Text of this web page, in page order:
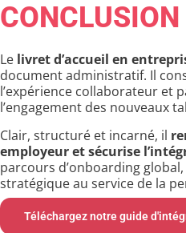
CONCLUSION
Le livret d’accueil en
document administratif. Il
l’expérience collaborateur et
l’engagement des nouveaux
Clair, structuré et incarné, il
employeur et sécurise
parcours d’onboarding
stratégique au service de la
Téléchargez notre guide